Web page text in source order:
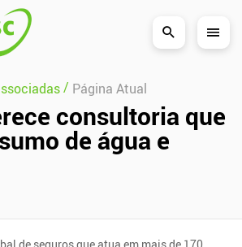
/ Página Atual
consultoria que
de água e